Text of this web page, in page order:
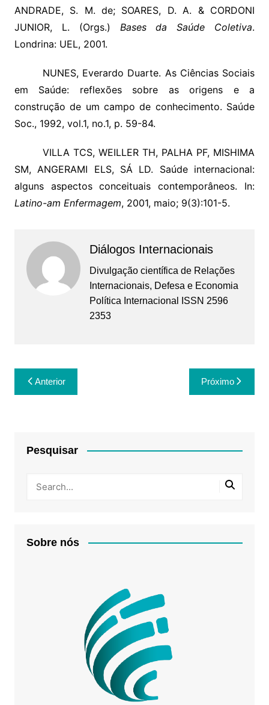
ANDRADE, S. M. de; SOARES, D. A. & CORDONI
JUNIOR, L. (Orgs.) Bases da Saúde Coletiva.
Londrina: UEL, 2001.
NUNES, Everardo Duarte. As Ciências Sociais
em Saúde: reflexões sobre as origens e a
construção de um campo de conhecimento. Saúde
Soc., 1992, vol.1, no.1, p. 59-84.
VILLA TCS, WEILLER TH, PALHA PF, MISHIMA
SM, ANGERAMI ELS, SÁ LD. Saúde internacional:
alguns aspectos conceituais contemporâneos. In:
Latino-am Enfermagem, 2001, maio; 9(3):101-5.
Diálogos Internacionais
Divulgação científica de Relações
Internacionais, Defesa e Economia
Política Internacional ISSN 2596
2353
Navegação
de
Anterior Próximo
Pesquisar
Sobre nós